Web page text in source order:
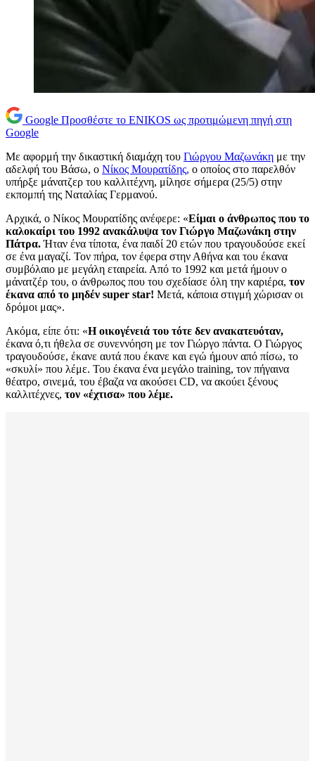
Google Προσθέστε το ENIKOS ως προτιμώμενη πηγή στη
Google
Με αφορμή την δικαστική διαμάχη του Γιώργου Μαζωνάκη με την
αδελφή του Βάσω, ο Νίκος Μουρατίδης, ο οποίος στο παρελθόν
υπήρξε μάνατζερ του καλλιτέχνη, μίλησε σήμερα (25/5) στην
εκπομπή της Ναταλίας Γερμανού.
Αρχικά, ο Νίκος Μουρατίδης ανέφερε: «Είμαι ο άνθρωπος που το
καλοκαίρι του 1992 ανακάλυψα τον Γιώργο Μαζωνάκη στην
Πάτρα.Ήταν ένα τίποτα, ένα παιδί 20 ετών που τραγουδούσε εκεί
σε ένα μαγαζί. Τον πήρα, τον έφερα στην Αθήνα και του έκανα
συμβόλαιο με μεγάλη εταιρεία. Από το 1992 και μετά ήμουν ο
μάνατζέρ του, ο άνθρωπος που του σχεδίασε όλη την καριέρα, τον
έκανα από το μηδέν super star! Μετά, κάποια στιγμή χώρισαν οι
δρόμοι μας».
Ακόμα, είπε ότι: «Η οικογένειά του τότε δεν ανακατευόταν,
έκανα ό,τι ήθελα σε συνεννόηση με τον Γιώργο πάντα. Ο Γιώργος
τραγουδούσε, έκανε αυτά που έκανε και εγώ ήμουν από πίσω, το
«σκυλί» που λέμε. Του έκανα ένα μεγάλο training, τον πήγαινα
θέατρο, σινεμά, του έβαζα να ακούσει CD, να ακούει ξένους
καλλιτέχνες, τον «έχτισα» που λέμε.